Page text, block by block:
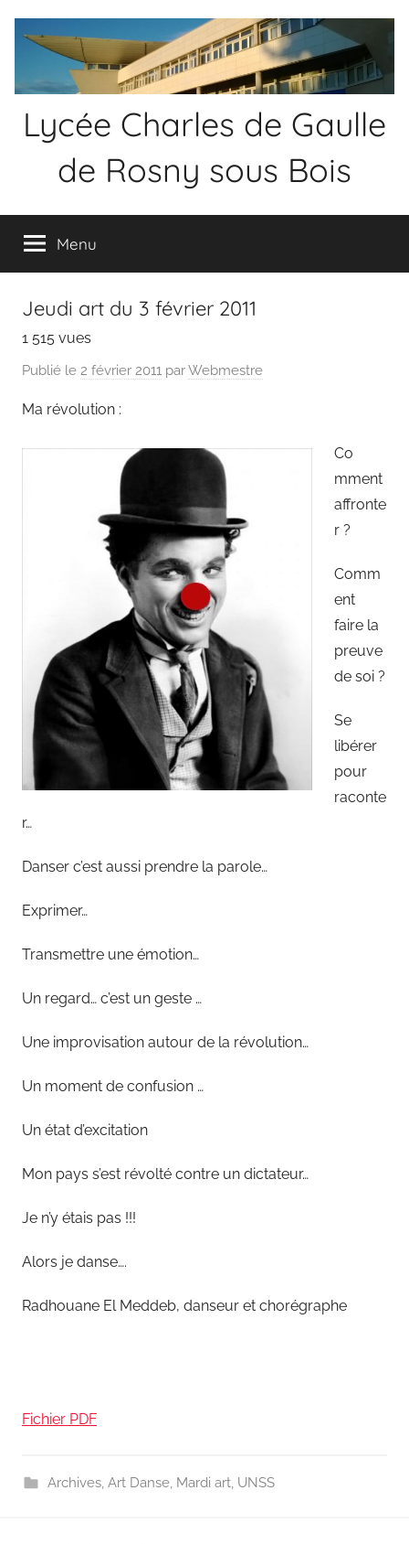
Lycée Charles de Gaulle
de Rosny sous Bois
Menu
Jeudi art du 3 février 2011
1 515 vues
Publié le 2 février 2011 parWebmestre
Ma révolution :
Co
mment
affronte
r ?
Comm
ent
faire la
preuve
de soi ?
Se
libérer
pour
raconte
r…
Danser c’est aussi prendre la parole…
Exprimer…
Transmettre une émotion…
Un regard… c’est un geste …
Une improvisation autour de la révolution…
Un moment de confusion …
Un état d’excitation
Mon pays s’est révolté contre un dictateur…
Je n’y étais pas !!!
Alors je danse….
Radhouane El Meddeb, danseur et chorégraphe
Fichier PDF
Archives, Art Danse, Mardi art, UNSS